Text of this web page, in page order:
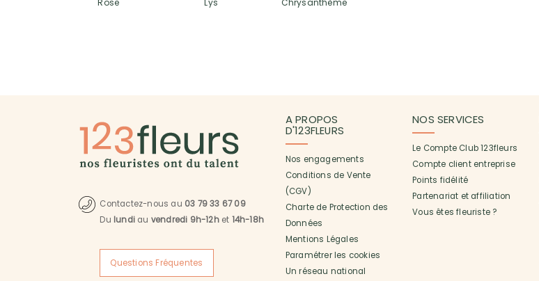
Rose Lys Chrysanthème
Contactez-nous au 03 79 33 67 09
Du lundi au vendredi 9h-12het 14h-18h
Questions Fréquentes
A PROPOS
D'123FLEURS
Nos engagements
Conditions de Vente
(CGV)
Charte de Protection des
Données
Mentions Légales
Paramétrer les cookies
Un réseau national
NOS SERVICES
Le Compte Club 123fleurs
Compte client entreprise
Points fidélité
Partenariat et affiliation
Vous êtes fleuriste ?